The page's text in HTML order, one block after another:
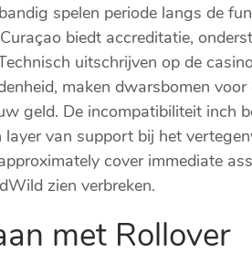
spelen periode langs de
biedt accreditatie,
uitschrijven op de
maken dwarsbomen voor
geld. De incompatibiliteit inch
layer van support bij het
cover immediate
zien verbreken.
met Rollover